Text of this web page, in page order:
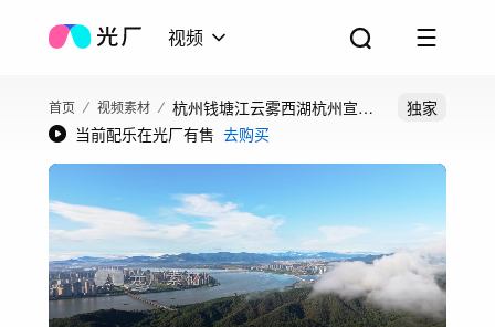
视频
首页 视频素材
杭州钱塘江云雾西湖杭州宣传
片杭州云海
独家
当前配乐在光厂有售 去购买